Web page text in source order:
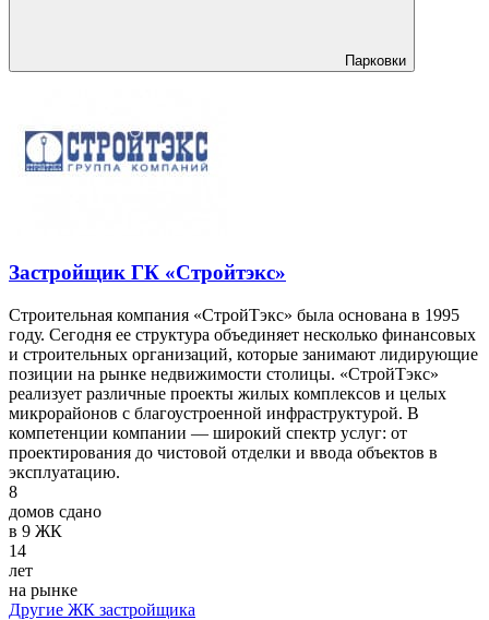
Парковки
Застройщик ГК «Стройтэкс»
Строительная компания «СтройТэкс» была основана в 1995
году. Сегодня ее структура объединяет несколько финансовых
и строительных организаций, которые занимают лидирующие
позиции на рынке недвижимости столицы. «СтройТэкс»
реализует различные проекты жилых комплексов и целых
микрорайонов с благоустроенной инфраструктурой. В
компетенции компании — широкий спектр услуг: от
проектирования до чистовой отделки и ввода объектов в
эксплуатацию.
8
домов сдано
в 9 ЖК
14
лет
на рынке
Другие ЖК застройщика